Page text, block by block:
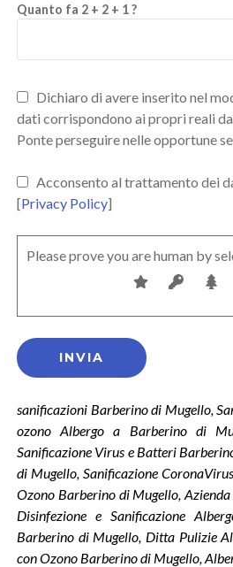
Quanto fa 2 + 2 + 1 ?
Dichiaro di avere inserito nel
dati corrispondono ai propri reali
Ponte perseguire nelle opportune
Acconsento al trattamento dei
[Privacy Policy]
Please prove you are human by
sanificazioni Barberino di Mugello,
ozono Albergo a Barberino di
Sanificazione Virus e Batteri
di Mugello, Sanificazione
Ozono Barberino di Mugello,
Disinfezione e Sanificazione
Barberino di Mugello, Ditta Pulizie
con Ozono Barberino di Mugello,